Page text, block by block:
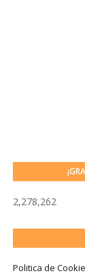
2,278,262
Politica de